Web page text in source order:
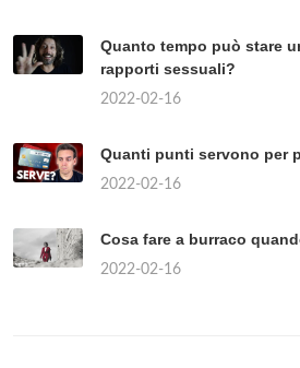
Quanto tempo può stare
rapporti sessuali?
2022-02-16
Quanti punti servono per
2022-02-16
Cosa fare a burraco
2022-02-16